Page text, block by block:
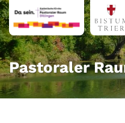
Zum Inhalt springen
Pastoraler